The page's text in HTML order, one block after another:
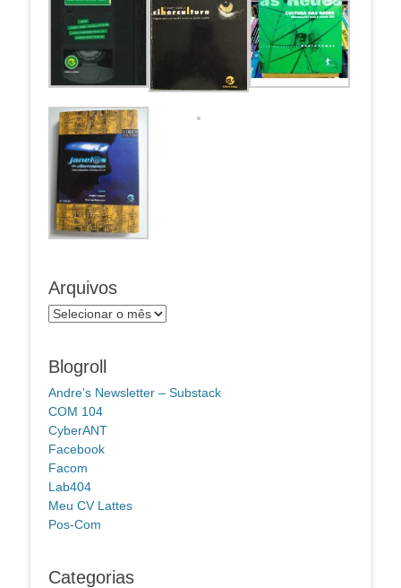
Arquivos
Arquivos
Blogroll
Andre's Newsletter – Substack
COM 104
CyberANT
Facebook
Facom
Lab404
Meu CV Lattes
Pos-Com
Categorias